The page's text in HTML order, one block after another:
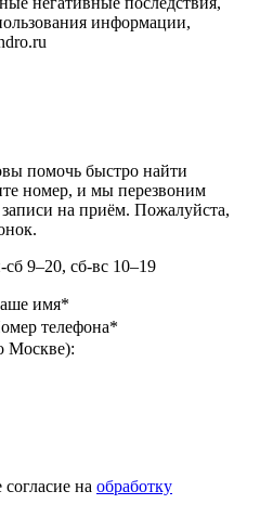
информации,
помочь быстро найти
номер, и мы перезвоним
на приём. Пожалуйста,
9–20, сб-вс 10–19
имя*
телефона*
Москве):
на обработку